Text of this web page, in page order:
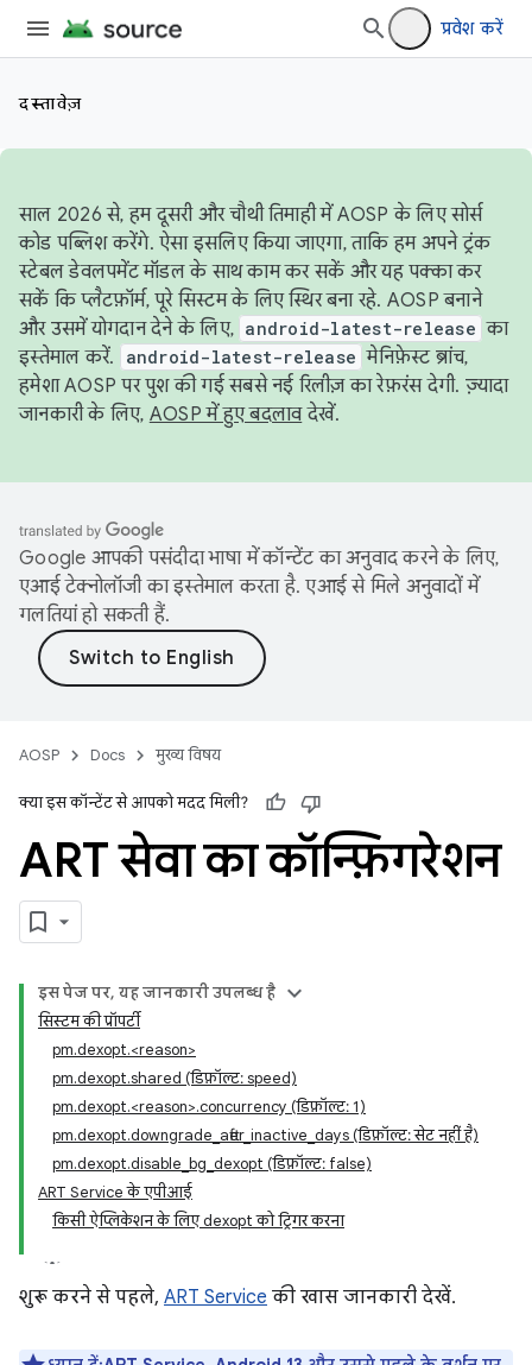
प्रवेश करें
दस्तावेज़
साल 2026 से, हम दूसरी और चौथी तिमाही में AOSP के लिए सोर्स
कोड पब्लिश करेंगे. ऐसा इसलिए किया जाएगा, ताकि हम अपने ट्रंक
स्टेबल डेवलपमेंट मॉडल के साथ काम कर सकें और यह पक्का कर
सकें कि प्लैटफ़ॉर्म, पूरे सिस्टम के लिए स्थिर बना रहे. AOSP बनाने
और उसमें योगदान देने के लिए, android-latest-release का
इस्तेमाल करें.
android-latest-release मेनिफ़ेस्ट ब्रांच,
हमेशा AOSP पर पुश की गई सबसे नई रिलीज़ का रेफ़रंस देगी. ज़्यादा
जानकारी के लिए, AOSP में हुए बदलावदेखें.
Google आपकी पसंदीदा भाषा में कॉन्टेंट का अनुवाद करने के लिए,
एआई टेक्नोलॉजी का इस्तेमाल करता है. एआई से मिले अनुवादों में
गलतियां हो सकती हैं.
AOSP Docs मुख्य विषय
क्या इस कॉन्टेंट से आपको मदद मिली?
ART सेवा का कॉन्फ़िगरेशन
इस पेज पर, यह जानकारी उपलब्ध है
सिस्टम की प्रॉपर्टी
pm.dexopt.<reason>
pm.dexopt.shared (डिफ़ॉल्ट: speed)
pm.dexopt.<reason>.concurrency (डिफ़ॉल्ट: 1)
pm.dexopt.downgrade_after_inactive_days (डिफ़ॉल्ट: सेट नहीं है)
pm.dexopt.disable_bg_dexopt (डिफ़ॉल्ट: false)
ART Service के एपीआई
किसी ऐप्लिकेशन के लिए dexopt को ट्रिगर करना
शुरू करने से पहले, ART Service की खास जानकारी देखें.